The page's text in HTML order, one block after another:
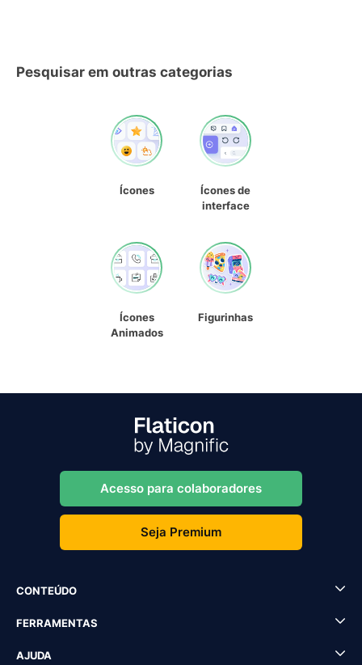
Pesquisar em outras categorias
Ícones
Ícones de
interface
Ícones
Animados
Figurinhas
Acesso para colaboradores
Seja Premium
CONTEÚDO
FERRAMENTAS
AJUDA